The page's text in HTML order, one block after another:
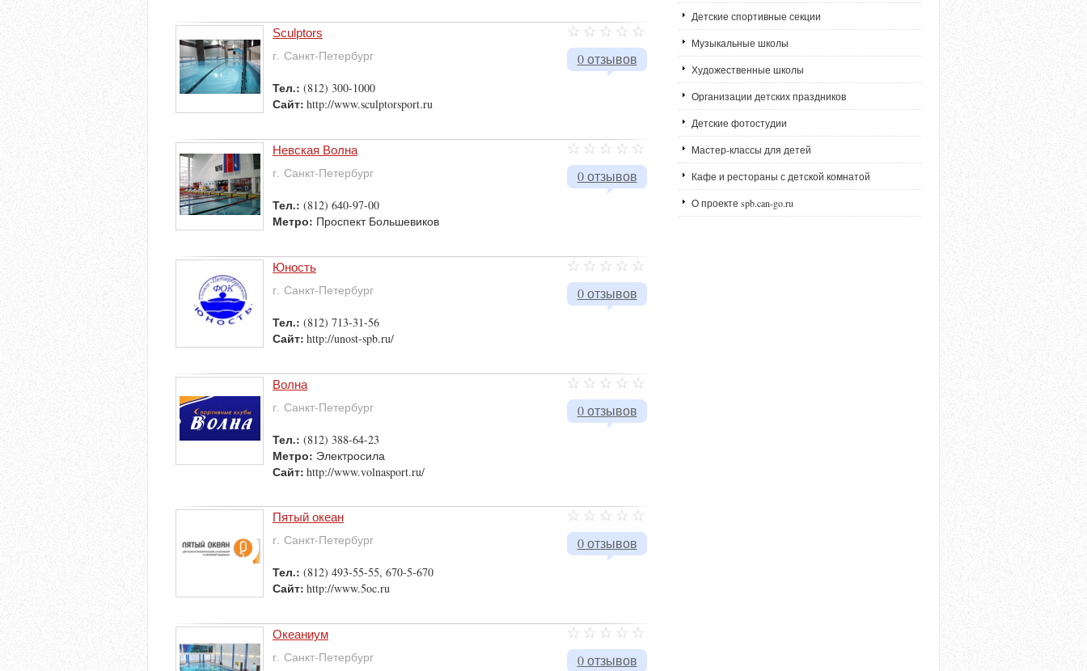
0 отзывов
Sculptors
г. Санкт-Петербург
Тел.: (812) 300-1000
Сайт: http://www.sculptorsport.ru
0 отзывов
Невская Волна
г. Санкт-Петербург
Тел.: (812) 640-97-00
Метро: Проспект Большевиков
0 отзывов
Юность
г. Санкт-Петербург
Тел.: (812) 713-31-56
Сайт: http://unost-spb.ru/
0 отзывов
Волна
г. Санкт-Петербург
Тел.: (812) 388-64-23
Метро: Электросила
Сайт: http://www.volnasport.ru/
0 отзывов
Пятый океан
г. Санкт-Петербург
Тел.: (812) 493-55-55, 670-5-670
Сайт: http://www.5oc.ru
0 отзывов
Океаниум
г. Санкт-Петербург
Детские спортивные секции
Музыкальные школы
Художественные школы
Организации детских праздников
Детские фотостудии
Мастер-классы для детей
Кафе и рестораны с детской комнатой
О проекте spb.can-go.ru